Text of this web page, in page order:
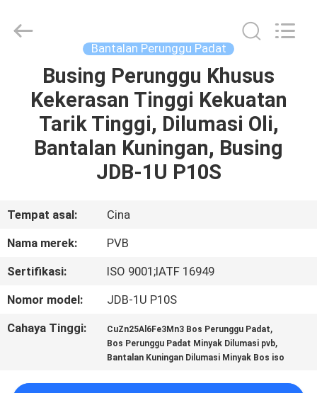
RUMAH
PRODUK
PERTUNJUKAN
VR
TENTANG
KAMI
Bearing
Co.,Ltd.
Bantalan Perunggu Padat
Busing Perunggu Khusus
Kekerasan Tinggi Kekuatan
Tarik Tinggi, Dilumasi Oli,
Bantalan Kuningan, Busing
JDB-1U P10S
Tempat asal:
Cina
Nama merek:
PVB
Sertifikasi:
ISO 9001;IATF 16949
Nomor model:
JDB-1U P10S
Cahaya Tinggi:
CuZn25Al6Fe3Mn3 Bos Perunggu Padat,
Bos Perunggu Padat Minyak Dilumasi pvb,
Bantalan Kuningan Dilumasi Minyak Bos iso